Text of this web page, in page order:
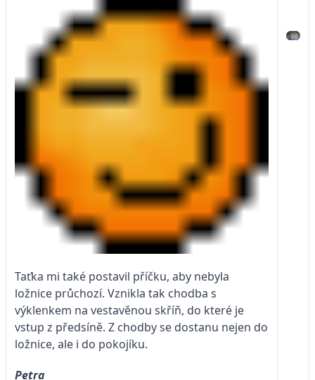
Taťka mi také postavil příčku, aby nebyla
ložnice průchozí. Vznikla tak chodba s
výklenkem na vestavěnou skříň, do které je
vstup z předsíně. Z chodby se dostanu nejen do
ložnice, ale i do pokojíku.
Petra